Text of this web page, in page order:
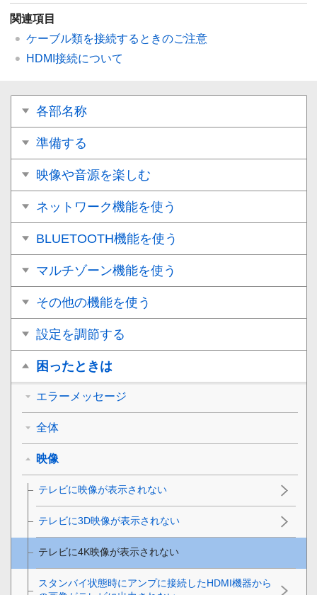
関連項目
ケーブル類を接続するときのご注意
HDMI接続について
各部名称
準備する
映像や音源を楽しむ
ネットワーク機能を使う
BLUETOOTH機能を使う
マルチゾーン機能を使う
その他の機能を使う
設定を調節する
困ったときは
エラーメッセージ
全体
映像
テレビに映像が表示されない
テレビに3D映像が表示されない
テレビに4K映像が表示されない
スタンバイ状態時にアンプに接続したHDMI機器から